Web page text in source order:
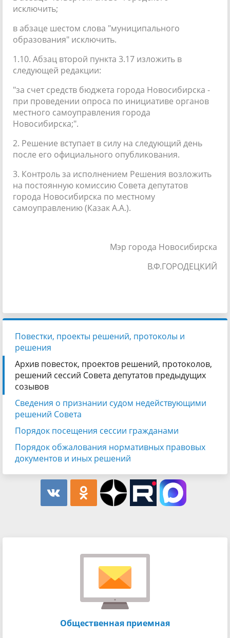
исключить;
в абзаце шестом слова "муниципального
образования" исключить.
1.10. Абзац второй пункта 3.17 изложить в
следующей редакции:
"за счет средств бюджета города Новосибирска -
при проведении опроса по инициативе органов
местного самоуправления города
Новосибирска;".
2. Решение вступает в силу на следующий день
после его официального опубликования.
3. Контроль за исполнением Решения возложить
на постоянную комиссию Совета депутатов
города Новосибирска по местному
самоуправлению (Казак А.А.).
Мэр города Новосибирска
В.Ф.ГОРОДЕЦКИЙ
Повестки, проекты решений, протоколы и
решения
Архив повесток, проектов решений, протоколов,
решений сессий Совета депутатов предыдущих
созывов
Сведения о признании судом недействующими
решений Совета
Порядок посещения сессии гражданами
Порядок обжалования нормативных правовых
документов и иных решений
Общественная приемная